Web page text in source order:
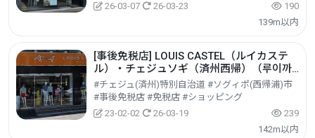
26-03-07
26-03-23
190
139m以内
[事後免税店] LOUIS CASTEL（ルイカステ
ル）・チェジュソギ（済州西帰）（루이까
스텔 제주서귀）
#チェジュ(済州)特別自治道 #ソグィポ(西帰浦)市
#事後免税店 #免税店 #ショッピング
23-02-02
26-03-19
239
142m以内